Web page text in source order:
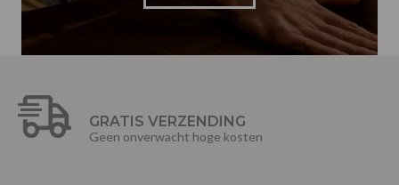
GRATIS VERZENDING
Geen onverwacht hoge kosten